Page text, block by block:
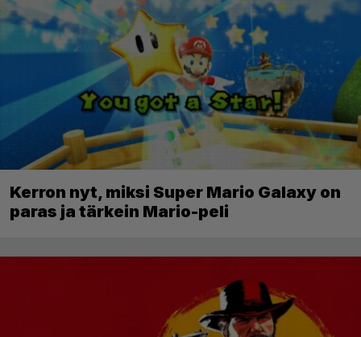
Kerron nyt, miksi Super Mario Galaxy on
paras ja tärkein Mario-peli